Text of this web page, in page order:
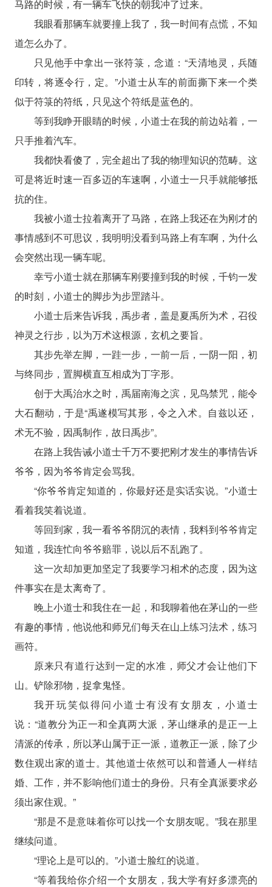
马路的时候，有一辆车飞快的朝我冲了过来。
我眼看那辆车就要撞上我了，我一时间有点慌，不知
道怎么办了。
只见他手中拿出一张符箓，念道：“天清地灵，兵随
印转，将逐令行，定。”小道士从车的前面撕下来一个类
似于符箓的符纸，只见这个符纸是蓝色的。
等到我睁开眼睛的时候，小道士在我的前边站着，一
只手推着汽车。
我都快看傻了，完全超出了我的物理知识的范畴。这
可是将近时速一百多迈的车速啊，小道士一只手就能够抵
抗的住。
我被小道士拉着离开了马路，在路上我还在为刚才的
事情感到不可思议，我明明没看到马路上有车啊，为什么
会突然出现一辆车呢。
幸亏小道士就在那辆车刚要撞到我的时候，千钧一发
的时刻，小道士的脚步为步罡踏斗。
小道士后来告诉我，禹步者，盖是夏禹所为术，召役
神灵之行步，以为万术这根源，玄机之要旨。
其步先举左脚，一跬一步，一前一后，一阴一阳，初
与终同步，置脚横直互相成为丁字形。
创于大禹治水之时，禹届南海之滨，见鸟禁咒，能令
大石翻动，于是“禹遂模写其形，令之入术。自兹以还，
术无不验，因禹制作，故日禹步”。
在路上我告诫小道士千万不要把刚才发生的事情告诉
爷爷，因为爷爷肯定会骂我。
“你爷爷肯定知道的，你最好还是实话实说。”小道士
看着我笑着说道。
等回到家，我一看爷爷阴沉的表情，我料到爷爷肯定
知道，我连忙向爷爷赔罪，说以后不乱跑了。
这一次却加更加坚定了我要学习相术的态度，因为这
件事实在是太离奇了。
晚上小道士和我住在一起，和我聊着他在茅山的一些
有趣的事情，他说他和师兄们每天在山上练习法术，练习
画符。
原来只有道行达到一定的水准，师父才会让他们下
山。铲除邪物，捉拿鬼怪。
我开玩笑似得问小道士有没有女朋友，小道士
说：“道教分为正一和全真两大派，茅山继承的是正一上
清派的传承，所以茅山属于正一派，道教正一派，除了少
数住观出家的道士。其他道士依然可以和普通人一样结
婚、工作，并不影响他们道士的身份。只有全真派要求必
须出家住观。”
“那是不是意味着你可以找一个女朋友呢。”我在那里
继续问道。
“理论上是可以的。”小道士脸红的说道。
“等着我给你介绍一个女朋友，我大学有好多漂亮的